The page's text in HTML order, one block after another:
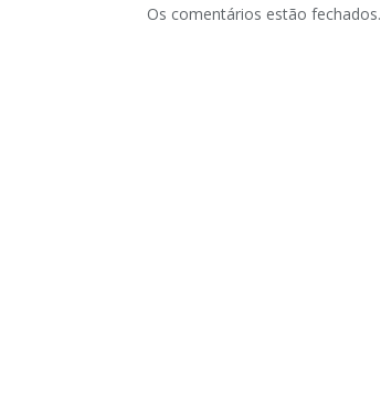
Os comentários estão fechados.